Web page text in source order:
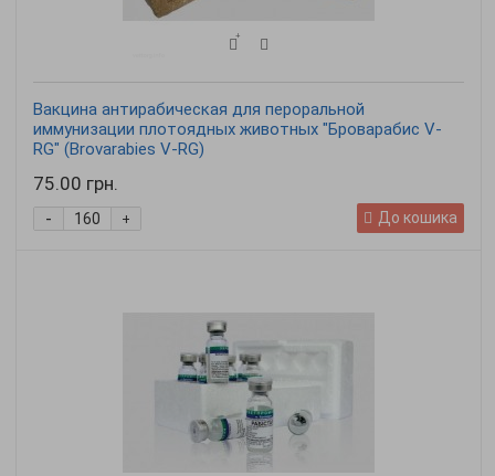
Вакцина антирабическая для пероральной
иммунизации плотоядных животных "Броварабис V-
RG" (Brovarabies V-RG)
75.00 грн.
+
- До кошика